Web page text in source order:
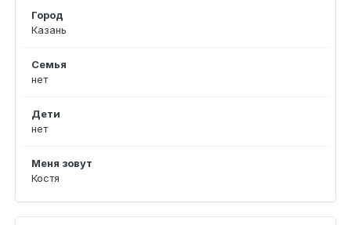
Город
Казань
Семья
нет
Дети
нет
Меня зовут
Костя